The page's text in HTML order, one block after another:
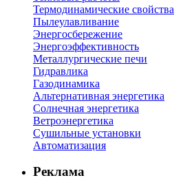
Термодинамические свойства
Пылеулавливание
Энергосбережение
Энергоэффективность
Металлургические печи
Гидравлика
Газодинамика
Альтернативная энергетика
Солнечная энергетика
Ветроэнергетика
Сушильные установки
Автоматизация
Реклама